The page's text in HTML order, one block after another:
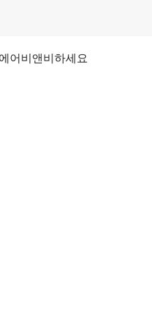
어비앤비하세요